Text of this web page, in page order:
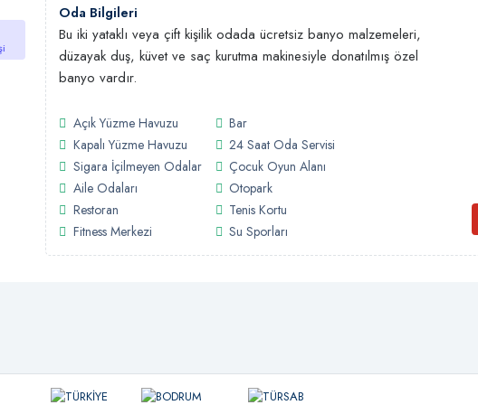
Oda Bilgileri
Bu iki yataklı veya çift kişilik odada ücretsiz banyo malzemeleri,
düzayak duş, küvet ve saç kurutma makinesiyle donatılmış özel
banyo vardır.
Açık Yüzme Havuzu
Kapalı Yüzme Havuzu
Sigara İçilmeyen Odalar
Aile Odaları
Restoran
Fitness Merkezi
Bar
24 Saat Oda Servisi
Çocuk Oyun Alanı
Otopark
Tenis Kortu
Su Sporları